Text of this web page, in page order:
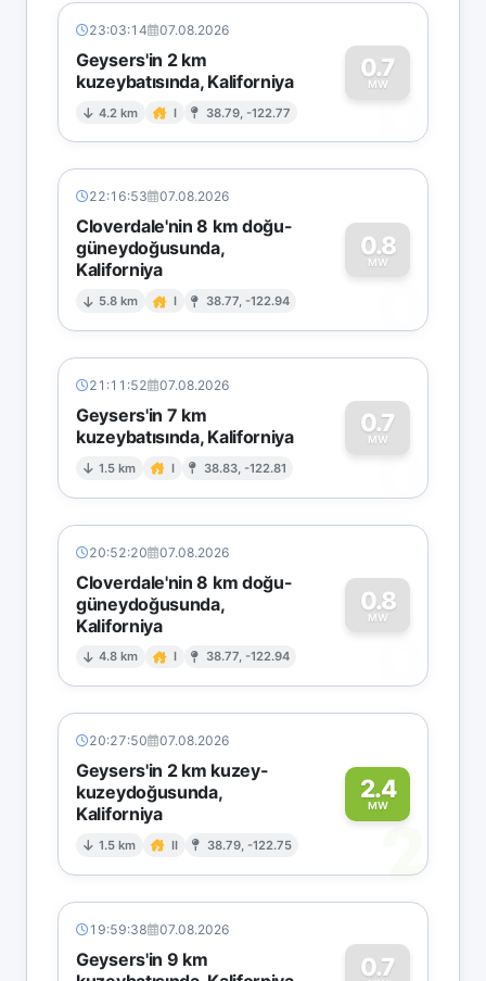
23:03:14 07.08.2026
Geysers'in 2 km
kuzeybatısında, Kaliforniya
4.2 km I 38.79, -122.77
0.7
MW
0
22:16:53 07.08.2026
Cloverdale'nin 8 km doğu-
güneydoğusunda,
Kaliforniya
5.8 km I 38.77, -122.94
0.8
MW
0
21:11:52 07.08.2026
Geysers'in 7 km
kuzeybatısında, Kaliforniya
1.5 km I 38.83, -122.81
0.7
MW
0
20:52:20 07.08.2026
Cloverdale'nin 8 km doğu-
güneydoğusunda,
Kaliforniya
4.8 km I 38.77, -122.94
0.8
MW
0
20:27:50 07.08.2026
Geysers'in 2 km kuzey-
kuzeydoğusunda,
Kaliforniya
1.5 km II 38.79, -122.75
2.4
MW
2
19:59:38 07.08.2026
Geysers'in 9 km
0.7